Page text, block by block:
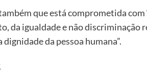
que está comprometida
da igualdade e não discriminação
da pessoa humana”.